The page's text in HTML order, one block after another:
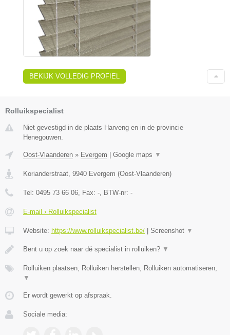
BEKIJK VOLLEDIG PROFIEL
Rolluikspecialist
Niet gevestigd in de plaats Harveng en in de provincie
Henegouwen.
Oost-Vlaanderen » Evergem Google maps ▼
Korianderstraat 9940 Evergem (Oost-Vlaanderen)
Tel: 0495 73 66 06 , Fax: - , BTW-nr: -
E-mail › Rolluikspecialist
Website: https://www.rolluikspecialist.be/ Screenshot ▼
Bent u op zoek naar dé specialist in rolluiken? ▼
Rolluiken plaatsen, Rolluiken herstellen, Rolluiken automatiseren,
▼
Er wordt gewerkt op afspraak.
Sociale media: